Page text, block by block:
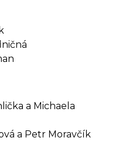
a Michaela
a Petr Moravčík